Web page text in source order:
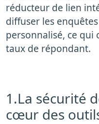
réducteur de lien
diffuser les
personnalisé, ce
taux de répondant.
1.La sécurité
cœur des